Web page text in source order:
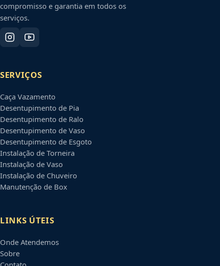
compromisso e garantia em todos os
serviços.
SERVIÇOS
Caça Vazamento
Desentupimento de Pia
Desentupimento de Ralo
Desentupimento de Vaso
Desentupimento de Esgoto
Instalação de Torneira
Instalação de Vaso
Instalação de Chuveiro
Manutenção de Box
LINKS ÚTEIS
Onde Atendemos
Sobre